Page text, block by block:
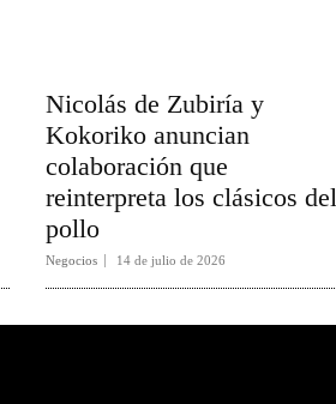
Nicolás de Zubiría y
Kokoriko anuncian
colaboración que
reinterpreta los clásicos del
pollo
Negocios 14 de julio de 2026